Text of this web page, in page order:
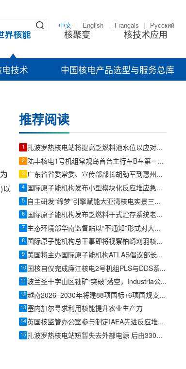
中文 English Français Русский
界核能 核聚变 核技术应用
电技术 中国核电产品选型与服务总库
以
推荐阅读
1 扎波罗热核电站将提高乏燃料池水位以应对断电风险
2 陆丰核电1号机组常规岛首台主行车B车第一根主梁吊装就位
3 广东省省委常委、宣传部部长胡劲军到惠州调研：向海图强加快推动海洋经济高质量发展
4 国际原子能机构发布小型模块化反应堆应急计划区技术文件
5 自主研发“缔梦”引擎赋能大亚湾核电实景三维孪生平台试运行
6 国际原子能机构发布乏燃料干式贮存系统老化管理报告
7 生态环境部华南监督站以“不通知”形式对大亚湾核电基地开展防台防汛专项检查
8 国际原子能机构总干事即将视察柏崎刈羽核电站
9 美国将主办国际原子能机构ATLAS倡议部长级启动仪式
10 国核自仪完成廉江核电2号机组PLS与DDS系统首批机柜发运
11 波兰圣十字山区铀矿“突破”落空，Industria公布加方实验室结果叫停勘探
12 越南2026–2030年将建88项国标+6项国规支撑核电与原子能应用
13 塞内加尔寻求利用核能提升农业生产力
14 英国核监管办公室参与制定IAEA先进反应堆监管合作工具包
15 扎波罗热核电站短暂失去外部电源 后由330千伏线路恢复供电